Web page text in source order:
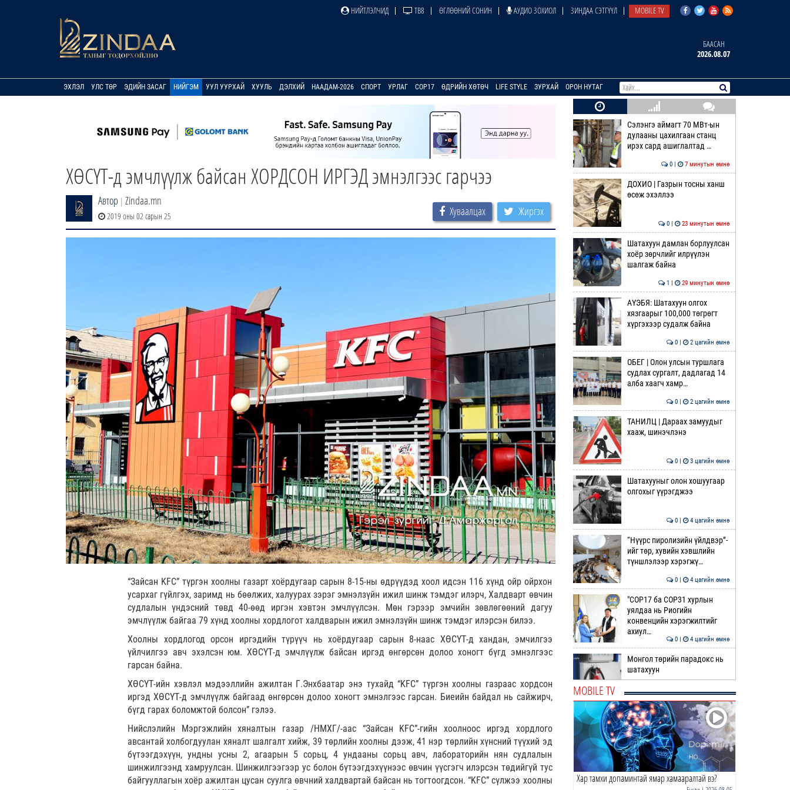
НИЙТЛЭЛЧИД ТВ8 ӨГЛӨӨНИЙ СОНИН АУДИО ЗОХИОЛ ЗИНДАА СЭТГҮҮЛ MOBILE TV
БААСАН
2026.08.07
ЭХЛЭЛ УЛС ТӨР ЭДИЙН ЗАСАГ НИЙГЭМ УУЛ УУРХАЙ ХУУЛЬ ДЭЛХИЙ НААДАМ-2026 СПОРТ УРЛАГ COP17 ӨДРИЙН ХӨТӨЧ LIFE STYLE ЗУРХАЙ ОРОН НУТАГ
ХӨСҮТ-д эмчлүүлж байсан ХОРДСОН ИРГЭД эмнэлгээс гарчээ
Автор | Zindaa.mn
2019 оны 02 сарын 25 Хуваалцах Жиргэх
“Зайсан KFC” түргэн хоолны газарт хоёрдугаар сарын 8-15-ны өдрүүдэд хоол идсэн 116 хүнд ойр ойрхон
усархаг гүйлгэх, заримд нь бөөлжих, халуурах зэрэг эмнэлзүйн ижил шинж тэмдэг илэрч, Халдварт өвчин
судлалын үндэсний төвд 40-өөд иргэн хэвтэн эмчлүүлсэн. Мөн гэрээр эмчийн зөвлөгөөний дагуу
эмчлүүлж байгаа 79 хүнд хоолны хордлогот халдварын ижил эмнэлзүйн шинж тэмдэг илэрсэн билээ.
Хоолны хордлогод орсон иргэдийн түрүүч нь хоёрдугаар сарын 8-наас ХӨСҮТ-д хандан, эмчилгээ
үйлчилгээ авч эхэлсэн юм. ХӨСҮТ-д эмчлүүлж байсан иргэд өнгөрсөн долоо хоногт бүгд эмнэлгээс
гарсан байна.
ХӨСҮТ-ийн хэвлэл мэдээллийн ажилтан Г.Энхбаатар энэ тухайд “KFC” түргэн хоолны газраас хордсон
иргэд ХӨСҮТ-д эмчлүүлж байгаад өнгөрсөн долоо хоногт эмнэлгээс гарсан. Биеийн байдал нь сайжирч,
бүгд гарах боломжтой болсон” гэлээ.
Нийслэлийн Мэргэжлийн хяналтын газар /НМХГ/-аас “Зайсан KFC”-гийн хоолноос иргэд хордлого
авсантай холбогдуулан хяналт шалгалт хийж, 39 төрлийн хоолны дээж, 41 нэр төрлийн хүнсний түүхий эд
бүтээгдэхүүн, ундны усны 2, агаарын 5 сорьц, 4 ундааны сорьц авч, лабораторийн нян судлалын
шинжилгээнд хамруулсан. Шинжилгээгээр ус болон бүтээгдэхүүнээс өвчин үүсгэгч илэрсэн төдийгүй тус
байгууллагын хоёр ажилтан цусан суулга өвчний халдвартай байсан нь тогтоогдсон. “KFC” сүлжээ хоолны
Сэлэнгэ аймагт 70 МВт-ын
дулааны цахилгаан станц
ирэх сард ашиглалтад …
0 | 7 минутын өмнө
ДОХИО | Газрын тосны ханш
өсөж эхэллээ
0 | 23 минутын өмнө
Шатахуун дамлан борлуулсан
хоёр зөрчлийг илрүүлэн
шалгаж байна
1 | 29 минутын өмнө
АҮЭБЯ: Шатахуун олгох
хязгаарыг 100,000 төгрөгт
хүргэхээр судалж байна
0 | 2 цагийн өмнө
ОБЕГ | Олон улсын туршлага
судлах сургалт, дадлагад 14
алба хаагч хамр…
0 | 2 цагийн өмнө
ТАНИЛЦ | Дараах замуудыг
хааж, шинэчлэнэ
0 | 3 цагийн өмнө
Шатахууныг олон хошуугаар
олгохыг үүрэгджээ
0 | 4 цагийн өмнө
“Нүүрс пиролизийн үйлдвэр”-
ийг төр, хувийн хэвшлийн
түншлэлээр хэрэгжү…
0 | 4 цагийн өмнө
"COP17 ба COP31 хурлын
уялдаа нь Риогийн
конвенцийн хэрэгжилтийг
ахиул…
0 | 4 цагийн өмнө
Монгол төрийн парадокс нь
шатахуун
Б.Пүрэвдагва: Найман
салбарын 103 үйлчилгээний
бүртгэлийг цуцаллаа
0 | 5 цагийн өмнө
Гэр бүлийн хүчирхийллийн 69
MOBILE TV
Хар тамхи допаминтай ямар хамааралтай вэ?